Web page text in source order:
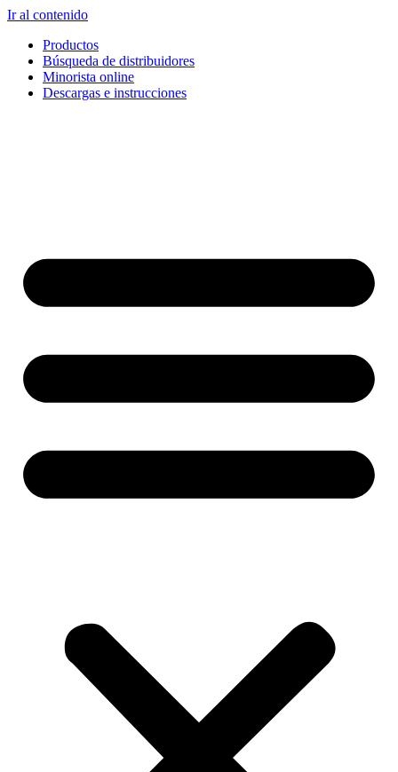
Ir al contenido
Productos
Búsqueda de distribuidores
Minorista online
Descargas e instrucciones